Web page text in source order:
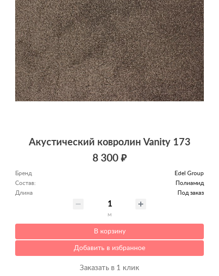
Акустический ковролин Vanity 173
8 300 ₽
Бренд
Edel Group
Состав:
Полиамид
Длина
Под заказ
м
В корзину
Добавить в избранное
Заказать в 1 клик